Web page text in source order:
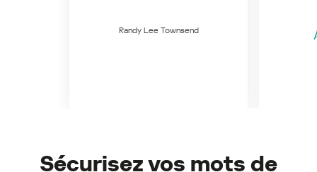
Randy Lee Townsend
Sécurisez vos mots de